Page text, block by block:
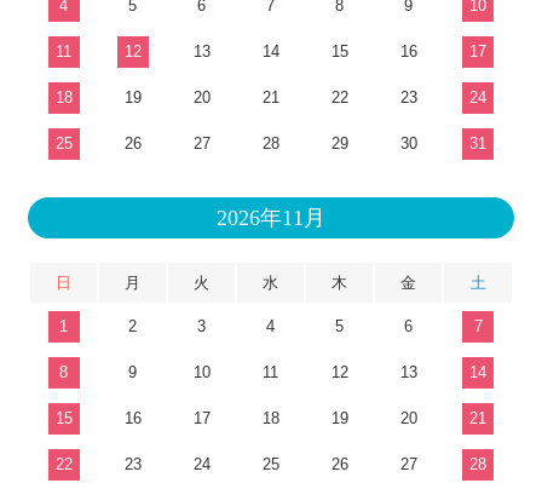
4 5 6 7 8 9 10
11 12 13 14 15 16 17
18 19 20 21 22 23 24
25 26 27 28 29 30 31
2026年11月
日 月 火 水 木 金 土
1 2 3 4 5 6 7
8 9 10 11 12 13 14
15 16 17 18 19 20 21
22 23 24 25 26 27 28